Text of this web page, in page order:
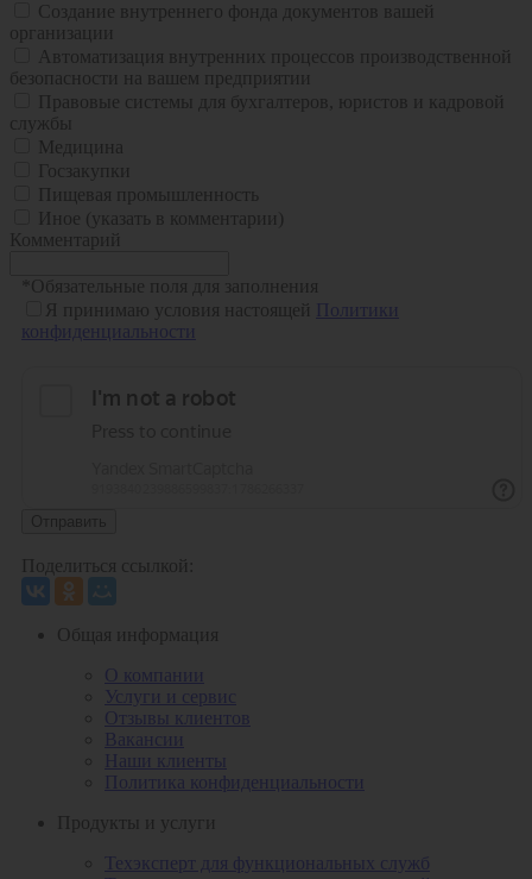
Создание внутреннего фонда документов вашей
организации
Автоматизация внутренних процессов производственной
безопасности на вашем предприятии
Правовые системы для бухгалтеров, юристов и кадровой
службы
Медицина
Госзакупки
Пищевая промышленность
Иное (указать в комментарии)
Комментарий
Обязательные поля для заполнения
Я принимаю условия настоящей Политики
конфиденциальности
Поделиться ссылкой:
Общая информация
О компании
Услуги и сервис
Отзывы клиентов
Вакансии
Наши клиенты
Политика конфиденциальности
Продукты и услуги
Техэксперт для функциональных служб